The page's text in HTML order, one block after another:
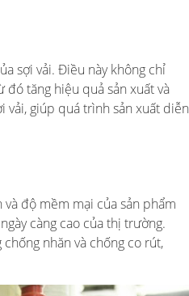
sợi vải. Điều này không chỉ
tăng hiệu quả sản xuất và
giúp quá trình sản xuất diễn
độ mềm mại của sản phẩm
càng cao của thị trường.
nhăn và chống co rút,